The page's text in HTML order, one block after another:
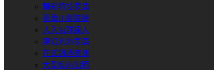
精彩特技表演
豪華川劇變臉
人入氣球達人
魔幻泡泡表演
花式調酒表演
大型魔術出租